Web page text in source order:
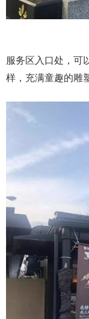
服务区入口处，可
样，充满童趣的雕